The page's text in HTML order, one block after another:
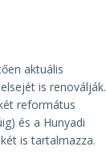
aktuális
is renoválják.
református
és a Hunyadi
is tartalmazza.